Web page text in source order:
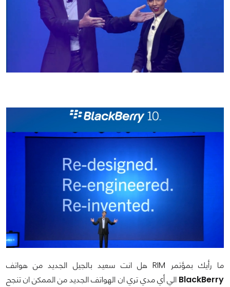
ما رأيك بمؤتمر RIMهل انت سعيد بالجيل الجديد من هواتف
BlackBerry الي أي مدي تري ان الهواتف الجديد من الممكن ان تنجح